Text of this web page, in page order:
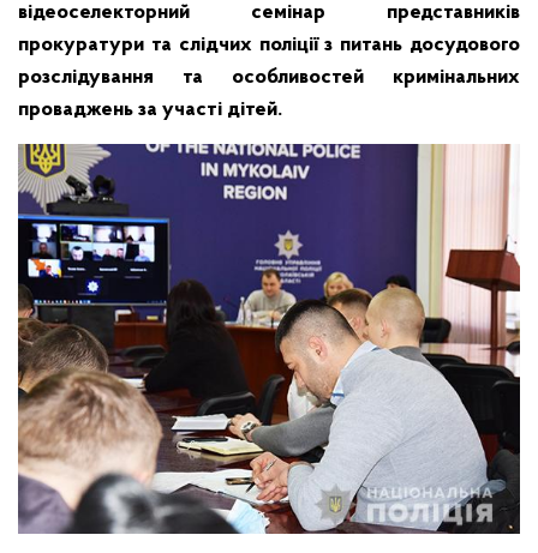
відеоселекторний семінар представників
прокуратури та слідчих поліції з питань досудового
розслідування та особливостей кримінальних
проваджень за участі дітей.